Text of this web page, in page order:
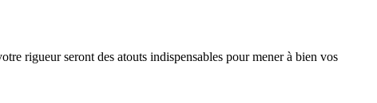
rigueur seront des atouts indispensables pour mener à bien vos